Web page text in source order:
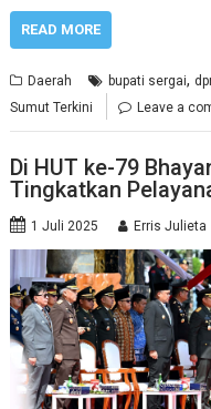
READ MORE
Daerah bupati sergai,
Sumut Terkini Leave a
Di HUT ke-79
Tingkatkan
1 Juli 2025 Erris Julieta